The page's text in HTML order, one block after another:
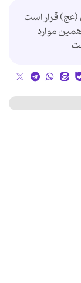
(عج) قرار است
که همین موارد